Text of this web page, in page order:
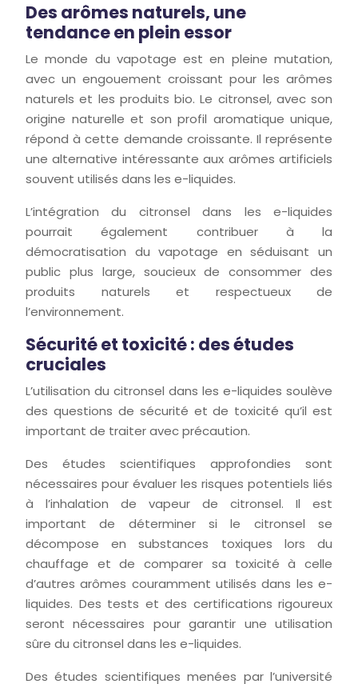
Des arômes naturels, une
tendance en plein essor
Le monde du vapotage est en pleine mutation,
avec un engouement croissant pour les arômes
naturels et les produits bio. Le citronsel, avec son
origine naturelle et son profil aromatique unique,
répond à cette demande croissante. Il représente
une alternative intéressante aux arômes artificiels
souvent utilisés dans les e-liquides.
L’intégration du citronsel dans les e-liquides
pourrait également contribuer à la
démocratisation du vapotage en séduisant un
public plus large, soucieux de consommer des
produits naturels et respectueux de
l’environnement.
Sécurité et toxicité : des études
cruciales
L’utilisation du citronsel dans les e-liquides soulève
des questions de sécurité et de toxicité qu’il est
important de traiter avec précaution.
Des études scientifiques approfondies sont
nécessaires pour évaluer les risques potentiels liés
à l’inhalation de vapeur de citronsel. Il est
important de déterminer si le citronsel se
décompose en substances toxiques lors du
chauffage et de comparer sa toxicité à celle
d’autres arômes couramment utilisés dans les e-
liquides. Des tests et des certifications rigoureux
seront nécessaires pour garantir une utilisation
sûre du citronsel dans les e-liquides.
Des études scientifiques menées par l’université